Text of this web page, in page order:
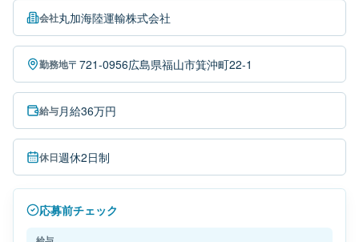
会社丸加海陸運輸株式会社
勤務地〒721-0956広島県福山市箕沖町22-1
給与月給36万円
休日週休2日制
応募前チェック